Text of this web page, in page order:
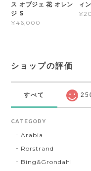
ス オブジェ 花 オレン
ジ S
¥46,000
ィ
ショップの評価
すべて
CATEGORY
Arabia
Rorstrand
Bing&Grondahl